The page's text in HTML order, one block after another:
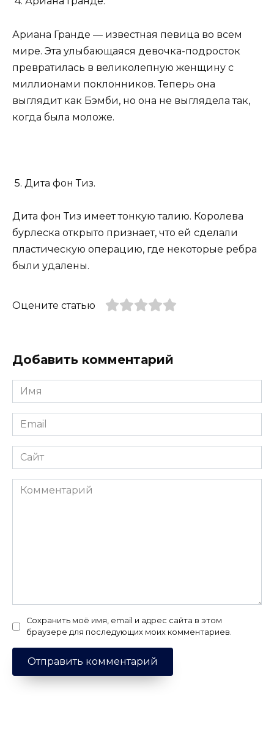
Ариана Гранде — известная певица во всем
мире. Эта улыбающаяся девочка-подросток
превратилась в великолепную женщину с
миллионами поклонников. Теперь она
выглядит как Бэмби, но она не выглядела так,
когда была моложе.
5. Дита фон Тиз.
Дита фон Тиз имеет тонкую талию. Королева
бурлеска открыто признает, что ей сделали
пластическую операцию, где некоторые ребра
были удалены.
Оцените статью
Добавить комментарий
Имя
*
Email
*
Сайт
Комментарий
Сохранить моё имя, email и адрес сайта в этом
браузере для последующих моих комментариев.